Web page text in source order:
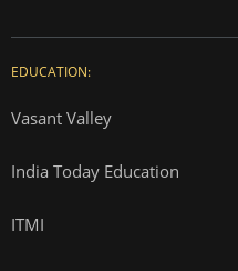
EDUCATION:
Vasant Valley
India Today Education
ITMI